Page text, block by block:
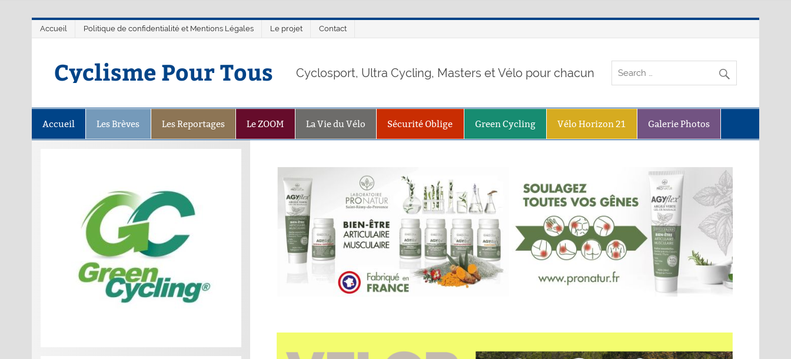
Accueil Politique de confidentialité et Mentions Légales Le projet Contact
Cyclisme Pour Tous Cyclosport, Ultra Cycling, Masters et Vélo pour chacun
Accueil Les Brèves Les Reportages Le ZOOM La Vie du Vélo Sécurité Oblige Green Cycling Vélo Horizon 21 Galerie Photos